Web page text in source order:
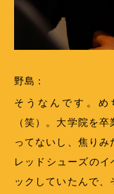
野島：
そうなんです。め
（笑）。大学院を
ってないし、焦り
レッドシューズのイ
ックしていたんで、